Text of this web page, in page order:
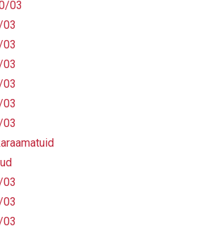
03
03
03
03
03
03
03
03
03
03